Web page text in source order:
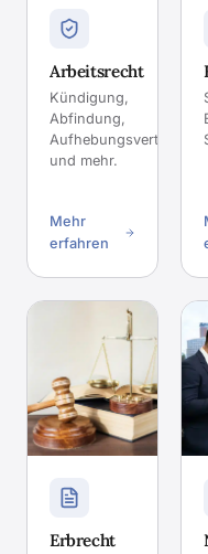
Arbeitsrecht
Kündigung,
Abfindung,
Aufhebungsvertrag
und mehr.
Mehr
erfahren
Erbrecht